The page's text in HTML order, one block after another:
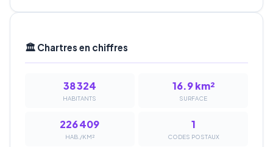
🏛️ Chartres en chiffres
38 324
HABITANTS
16.9 km²
SURFACE
226 409
HAB./KM²
1
CODES POSTAUX